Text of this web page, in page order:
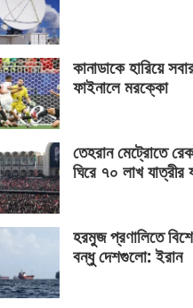
কানাডাকে হারিয়ে
ফাইনালে মরক্কো
তেহরান মেট্রোতে
ঘিরে ৭০ লাখ যাত্রীর
হরমুজ প্রণালিতে
বন্ধু দেশগুলো: ইরান